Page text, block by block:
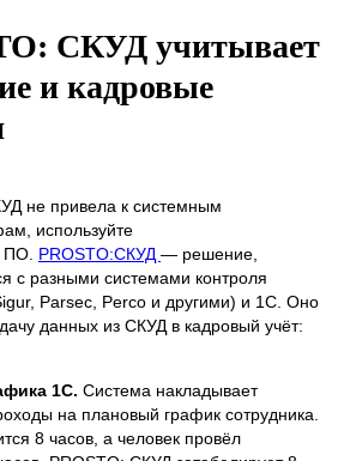
СКУД учитывает
и кадровые
не привела к системным
используйте
ПО. PROSTO:СКУД — решение,
с разными системами контроля
Parsec, Perco и другими) и 1С. Оно
данных из СКУД в кадровый учёт:
1С. Система накладывает
на плановый график сотрудника.
8 часов, а человек провёл